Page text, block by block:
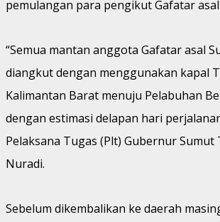
pemulangan para pengikut Gafatar
“Semua mantan anggota Gafatar asal
diangkut dengan menggunakan kapal
Kalimantan Barat menuju Pelabuhan
dengan estimasi delapan hari
Pelaksana Tugas (Plt) Gubernur Sumut
Nuradi.
Sebelum dikembalikan ke daerah